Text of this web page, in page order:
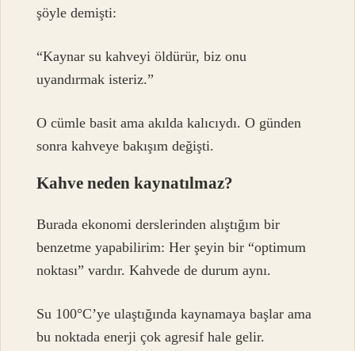
şöyle demişti:
“Kaynar su kahveyi öldürür, biz onu
uyandırmak isteriz.”
O cümle basit ama akılda kalıcıydı. O günden
sonra kahveye bakışım değişti.
Kahve neden kaynatılmaz?
Burada ekonomi derslerinden alıştığım bir
benzetme yapabilirim: Her şeyin bir “optimum
noktası” vardır. Kahvede de durum aynı.
Su 100°C’ye ulaştığında kaynamaya başlar ama
bu noktada enerji çok agresif hale gelir.